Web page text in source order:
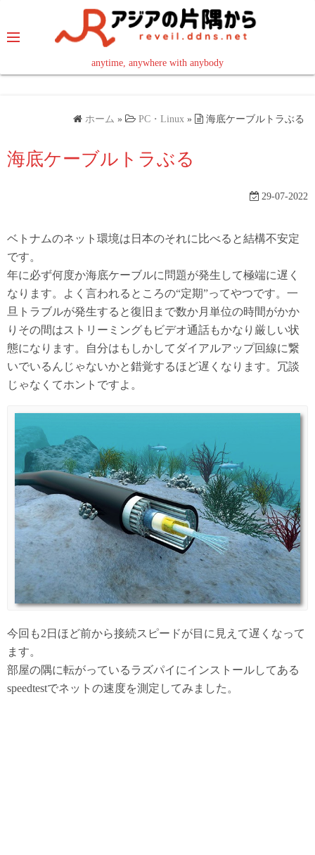
テ
ッ
anytime, anywhere with anybody
read in your language
ホーム » PC・Linux » 海底ケーブルトラぶる
海底ケーブルトラぶる
29-07-2022
ベトナムのネット環境は日本のそれに比べると結構不安定
です。
年に必ず何度か海底ケーブルに問題が発生して極端に遅く
なります。よく言われるところの“定期”ってやつです。一
旦トラブルが発生すると復旧まで数か月単位の時間がかか
りその間はストリーミングもビデオ通話もかなり厳しい状
態になります。自分はもしかしてダイアルアップ回線に繋
いでいるんじゃないかと錯覚するほど遅くなります。冗談
じゃなくてホントですよ。
今回も2日ほど前から接続スピードが目に見えて遅くなって
ます。
部屋の隅に転がっているラズパイにインストールしてある
speedtestでネットの速度を測定してみました。